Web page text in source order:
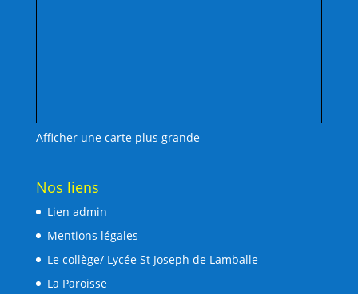
Afficher une carte plus grande
Nos liens
Lien admin
Mentions légales
Le collège/ Lycée St Joseph de Lamballe
La Paroisse